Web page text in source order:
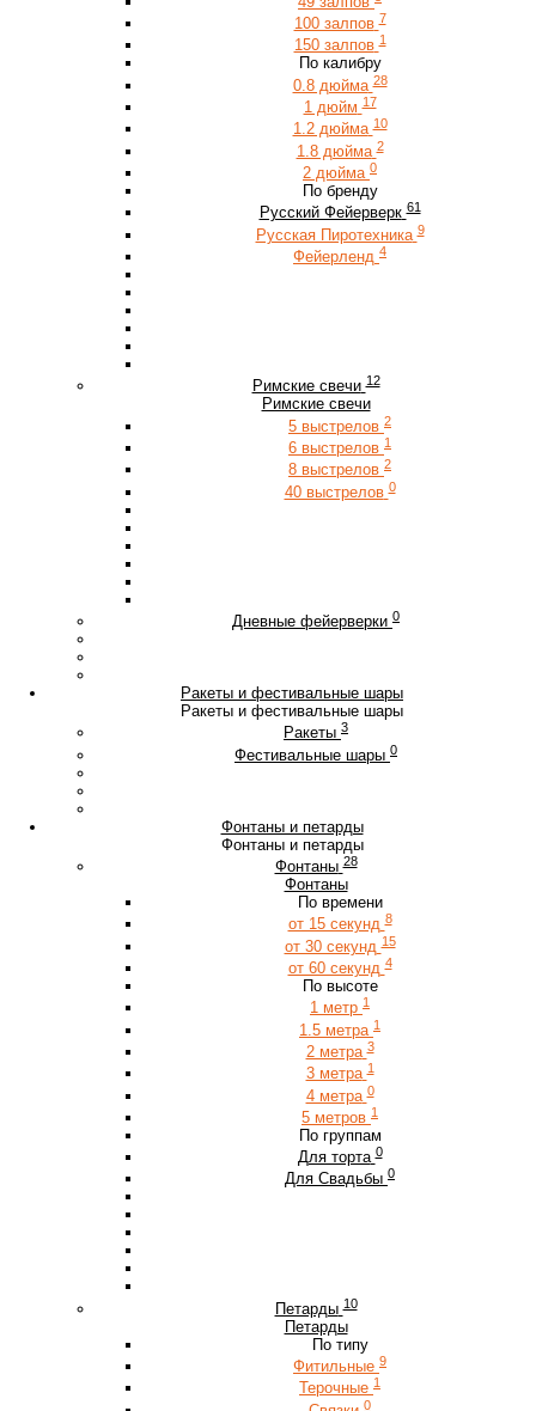
100 залпов 7
150 залпов 1
По калибру
0.8 дюйма 28
1 дюйм 17
1.2 дюйма 10
1.8 дюйма 2
2 дюйма 0
По бренду
Русский Фейерверк 61
Русская Пиротехника 9
Фейерленд 4
Римские свечи 12
Римские свечи
5 выстрелов 2
6 выстрелов 1
8 выстрелов 2
40 выстрелов 0
Дневные фейерверки 0
Ракеты и фестивальные шары
Ракеты и фестивальные шары
Ракеты 3
Фестивальные шары 0
Фонтаны и петарды
Фонтаны и петарды
Фонтаны 28
Фонтаны
По времени
от 15 секунд 8
от 30 секунд 15
от 60 секунд 4
По высоте
1 метр 1
1.5 метра 1
2 метра 3
3 метра 1
4 метра 0
5 метров 1
По группам
Для торта 0
Для Свадьбы 0
Петарды 10
Петарды
По типу
Фитильные 9
Терочные 1
0